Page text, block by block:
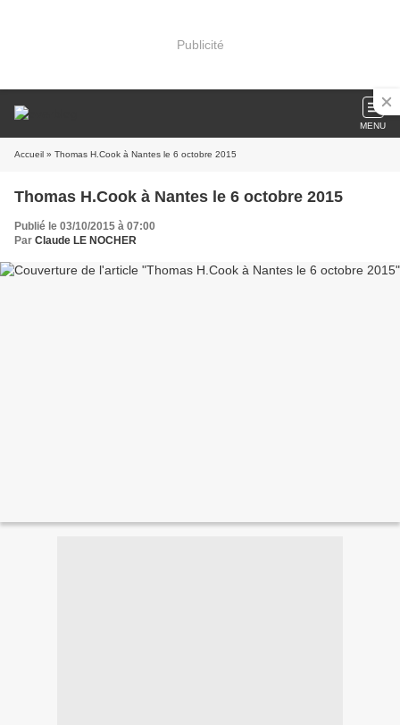
Publicité
MENU
Accueil » Thomas H.Cook à Nantes le 6 octobre 2015
Thomas H.Cook à Nantes le 6 octobre 2015
Publié le 03/10/2015 à 07:00
Par Claude LE NOCHER